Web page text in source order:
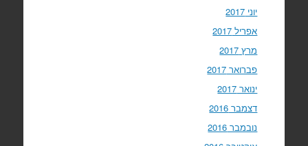
יוני 2017
אפריל 2017
מרץ 2017
פברואר 2017
ינואר 2017
דצמבר 2016
נובמבר 2016